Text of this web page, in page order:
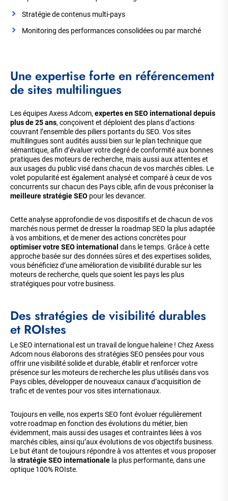
Stratégie de contenus multi-pays
Monitoring des performances consolidées ou par marché
Une expertise forte en référencement
de sites multilingues
Les équipes Axess Adcom, expertes en SEO international depuis
plus de 25 ans, conçoivent et déploient des plans d’actions
couvrant l’ensemble des piliers portants du SEO. Vos sites
multilingues sont audités aussi bien sur le plan technique que
sémantique, afin d’évaluer votre degré de conformité aux bonnes
pratiques des moteurs de recherche, mais aussi aux attentes et
aux usages du public visé dans chacun de vos marchés cibles. Le
volet popularité est également analysé et comparé à ceux de vos
concurrents sur chacun des Pays cible, afin de vous préconiser la
meilleure stratégie SEO pour les devancer.
Cette analyse approfondie de vos dispositifs et de chacun de vos
marchés nous permet de dresser la roadmap SEO la plus adaptée
à vos ambitions, et de mener des actions concrètes pour
optimiser votre SEO international dans le temps. Grâce à cette
approche basée sur des données sûres et des expertises solides,
vous bénéficiez d’une amélioration de visibilité durable sur les
moteurs de recherche, quels que soient les pays les plus
stratégiques pour votre business.
Des stratégies de visibilité durables
et ROIstes
Le SEO international est un travail de longue haleine ! Chez Axess
Adcom nous élaborons des stratégies SEO pensées pour vous
offrir une visibilité solide et durable, établir et renforcer votre
présence sur les moteurs de recherche les plus utilisés dans vos
Pays cibles, développer de nouveaux canaux d’acquisition de
trafic et de ventes pour vos sites internationaux.
Toujours en veille, nos experts SEO font évoluer régulièrement
votre roadmap en fonction des évolutions du métier, bien
évidemment, mais aussi des usages et contraintes liées à vos
marchés cibles, ainsi qu’aux évolutions de vos objectifs business.
Le but étant de toujours répondre à vos attentes et vous proposer
la stratégie SEO internationale la plus performante, dans une
optique 100% ROIste.